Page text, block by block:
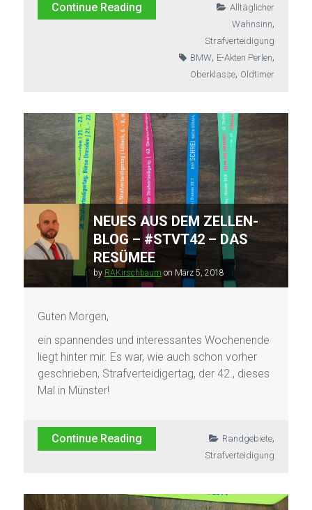
Continue Reading
Alltäglicher
Wahnsinn,
Strafverteidigung
BMW, E-Akten Perlen,
Oberklasse, Oldtimer
NEUES AUS DEM ZELLEN-
BLOG – #STVT42 – DAS
RESÜMEE
by RAKirschbaum on März 5, 2018
Guten Morgen,
ein spannendes und interessantes Wochenende
liegt hinter mir. Es war, wie auch schon vorher
geschrieben, Strafverteidigertag, der 42., dieses
Mal in Münster!
Continue Reading Randgebiete,
Strafverteidigung